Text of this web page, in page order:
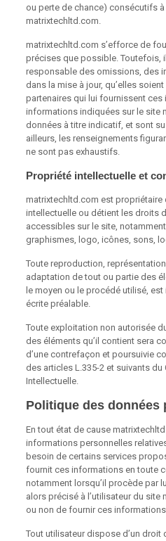
ou perte de chance) consécutifs
matrixtechltd.com.
matrixtechltd.com s’efforce de
précises que possible. Toutefois,
responsable des omissions, des
dans la mise à jour, qu’elles
partenaires qui lui fournissent ces
informations indiquées sur le site
données à titre indicatif, et sont
ailleurs, les renseignements
ne sont pas exhaustifs.
Propriété intellectuelle et
matrixtechltd.com est
intellectuelle ou détient les droits
accessibles sur le site,
graphismes, logo, icônes, sons,
Toute reproduction,
adaptation de tout ou partie des
le moyen ou le procédé utilisé,
écrite préalable.
Toute exploitation non autorisée
des éléments qu’il contient sera
d’une contrefaçon et poursuivie
des articles L.335-2 et suivants du
Intellectuelle.
Politique des données
En tout état de cause
informations personnelles
besoin de certains services
fournit ces informations en toute
notamment lorsqu’il procède par
alors précisé à l’utilisateur du site
ou non de fournir ces
Tout utilisateur dispose d’un droit